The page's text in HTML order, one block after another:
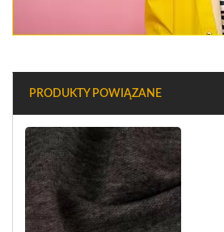
PRODUKTY POWIĄZANE